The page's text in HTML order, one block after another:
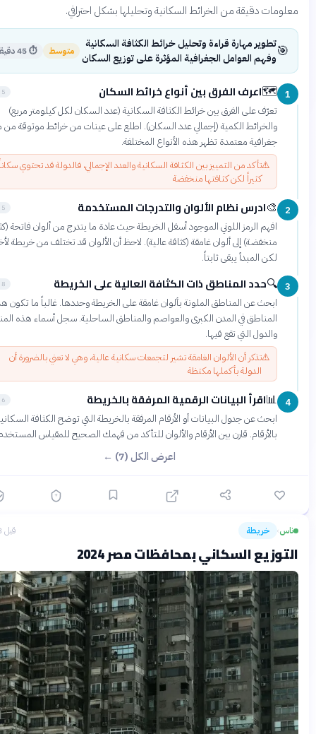
دقيقة من الخرائط السكانية وتحليلها بشكل احترافي.
تطوير مهارة قراءة وتحليل خرائط الكثافة السكانية
وفهم العوامل الجغرافية المؤثرة على توزيع السكان
متوسط ⏱45 دقيقة
🗺️ اعرف الفرق بين أنواع خرائط السكان
تعرّف على الفرق بين خرائط الكثافة السكانية (عدد السكان لكل كيلومتر مربع)
والخرائط الكمية (إجمالي عدد السكان). اطلع على عينات من خرائط موثوقة من مواقع
جغرافية معتمدة تظهر هذه الأنواع المختلفة.
تأكد من التمييز بين الكثافة السكانية والعدد الإجمالي، فالدولة قد تحتوي سكاناً
كثيراً لكن كثافتها منخفضة
🎨ادرس نظام الألوان والتدرجات المستخدمة
افهم الرمز اللوني الموجود أسفل الخريطة حيث عادة ما يتدرج من ألوان فاتحة (كثافة
منخفضة) إلى ألوان غامقة (كثافة عالية). لاحظ أن الألوان قد تختلف من خريطة لأخرى
لكن المبدأ يبقى ثابتاً.
🔍حدد المناطق ذات الكثافة العالية على الخريطة
ابحث عن المناطق الملونة بألوان غامقة على الخريطة وحددها. غالباً ما تكون هذه
المناطق في المدن الكبرى والعواصم والمناطق الساحلية. سجل أسماء هذه المناطق
والدول التي تقع فيها.
تذكر أن الألوان الغامقة تشير لتجمعات سكانية عالية، وهي لا تعني بالضرورة أن
الدولة بأكملها مكتظة
📊اقرأ البيانات الرقمية المرفقة بالخريطة
ابحث عن جدول البيانات أو الأرقام المرفقة بالخريطة التي توضح الكثافة السكانية
بالأرقام. قارن بين الأرقام والألوان للتأكد من فهمك الصحيح للمقياس المستخدم.
اعرض الكل (7) ←
خريطة
السكاني بمحافظات مصر 2024